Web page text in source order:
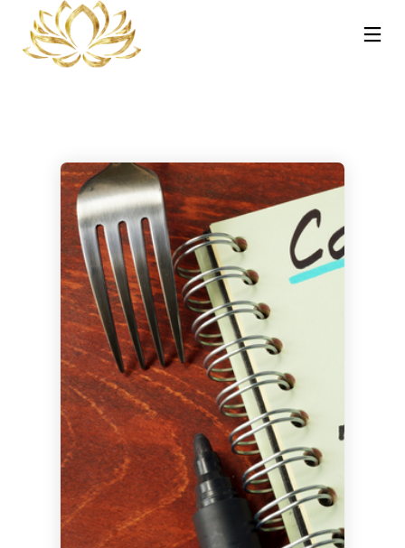
13
NOVEMBRE
2025
REIKI A
CATANIA:
COS’È, COME
FUNZIONA E
PERCHÉ PUÒ
TRASFORMARE
LA TUA VITA
30
OTTOBRE
2023
CORSO MASSAGGIO
SONORO
VIBRAZIONALE CON
LE CAMPANE
TIBETANE A
CATANIA 18
NOVEMBRE 2023
30
2023
CORSO TRATTAMENTI
AYURVEDA – HOT
STONE E
PINDASWEDA A
CATANIA 12
NOVEMBRE 2023
30
OTTOBRE
2023
CORSO
MASSAGGIO
AYURVEDA
TRIDOSHA A
CATANIA 11
NOVEMBRE
2023
21
SETTEMBRE
2023
CAMPANE DI
CRISTALLO:
ARMONIA,
MEDITAZIONE
E BENESSERE
OLISTICO